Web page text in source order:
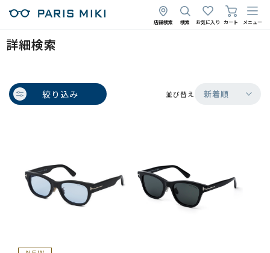
店舗検索 検索 お気に入り カート メニュー
詳細検索
絞り込み 並び替え 新着順